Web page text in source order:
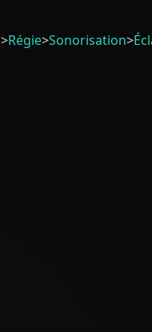
>Régie>Sonorisation>